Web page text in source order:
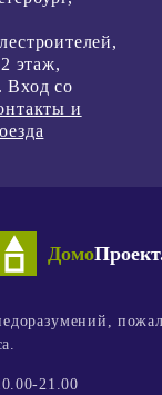
2 этаж,
со
и
Домо
21.00